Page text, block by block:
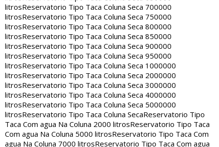
litrosReservatorio Tipo Taca Coluna Seca 700000
litrosReservatorio Tipo Taca Coluna Seca 750000
litrosReservatorio Tipo Taca Coluna Seca 800000
litrosReservatorio Tipo Taca Coluna Seca 850000
litrosReservatorio Tipo Taca Coluna Seca 900000
litrosReservatorio Tipo Taca Coluna Seca 950000
litrosReservatorio Tipo Taca Coluna Seca 1000000
litrosReservatorio Tipo Taca Coluna Seca 2000000
litrosReservatorio Tipo Taca Coluna Seca 3000000
litrosReservatorio Tipo Taca Coluna Seca 4000000
litrosReservatorio Tipo Taca Coluna Seca 5000000
litrosReservatorio Tipo Taca Coluna SecaReservatorio Tipo
Taca Com agua Na Coluna 2000 litrosReservatorio Tipo Taca
Com agua Na Coluna 5000 litrosReservatorio Tipo Taca Com
agua Na Coluna 7000 litrosReservatorio Tipo Taca Com agua